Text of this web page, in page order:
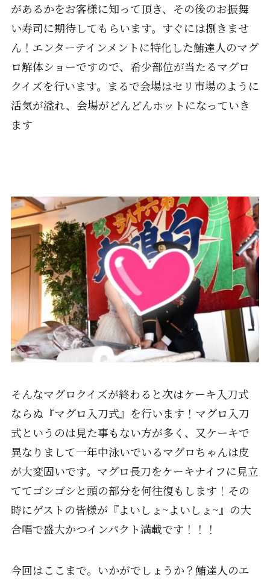
があるかをお客様に知って頂き、その後のお振舞
い寿司に期待してもらいます。すぐには捌きませ
ん！エンターテインメントに特化した鮪達人のマグ
ロ解体ショーですので、希少部位が当たるマグロ
クイズを行います。まるで会場はセリ市場のように
活気が溢れ、会場がどんどんホットになっていき
ます
そんなマグロクイズが終わると次はケーキ入刀式
ならぬ『マグロ入刀式』を行います！マグロ入刀
式というのは見た事もない方が多く、又ケーキで
異なりまして一年中泳いでいるマグロちゃんは皮
が大変固いです。マグロ長刀をケーキナイフに見立
ててゴシゴシと頭の部分を何往復もします！その
時にゲストの皆様が『よいしょ~よいしょ~』の大
合唱で盛大かつインパクト満載です！！！
今回はここまで。いかがでしょうか？鮪達人のエ